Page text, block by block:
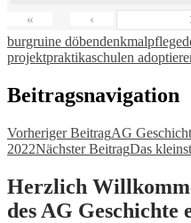
« ‹
burgruine döbendenkmalpflege
projektpraktikaschulen
Beitragsnavigation
Vorheriger BeitragAG
2022Nächster BeitragDas
Herzlich
des AG Geschichte